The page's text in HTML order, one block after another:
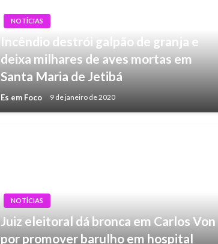
NOTÍCIAS
Incêndio destrói galpão de granja e
deixa milhares de aves mortas em
Santa Maria de Jetibá
Es em Foco 9 de janeiro de 2020
NOTÍCIAS
Juiz eleitoral dá bronca em Carlos Von
por promover barulho em hospital